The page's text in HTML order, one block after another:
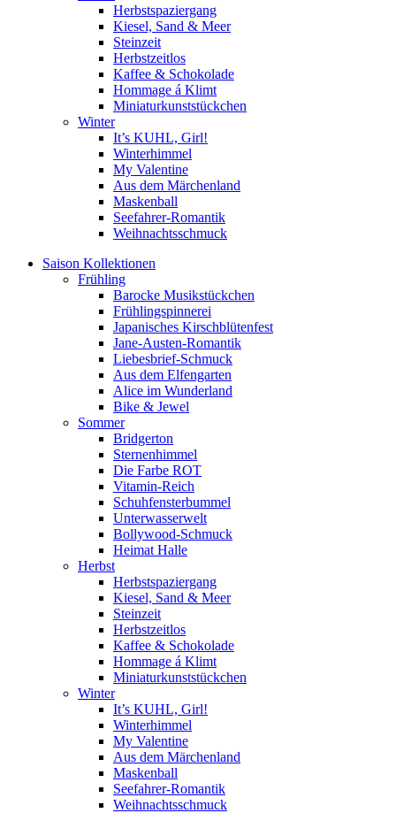
Herbstspaziergang
Kiesel, Sand & Meer
Steinzeit
Herbstzeitlos
Kaffee & Schokolade
Hommage á Klimt
Miniaturkunststückchen
Winter
It’s KUHL, Girl!
Winterhimmel
My Valentine
Aus dem Märchenland
Maskenball
Seefahrer-Romantik
Weihnachtsschmuck
Saison Kollektionen
Frühling
Barocke Musikstückchen
Frühlingspinnerei
Japanisches Kirschblütenfest
Jane-Austen-Romantik
Liebesbrief-Schmuck
Aus dem Elfengarten
Alice im Wunderland
Bike & Jewel
Sommer
Bridgerton
Sternenhimmel
Die Farbe ROT
Vitamin-Reich
Schuhfensterbummel
Unterwasserwelt
Bollywood-Schmuck
Heimat Halle
Herbst
Herbstspaziergang
Kiesel, Sand & Meer
Steinzeit
Herbstzeitlos
Kaffee & Schokolade
Hommage á Klimt
Miniaturkunststückchen
Winter
It’s KUHL, Girl!
Winterhimmel
My Valentine
Aus dem Märchenland
Maskenball
Seefahrer-Romantik
Weihnachtsschmuck